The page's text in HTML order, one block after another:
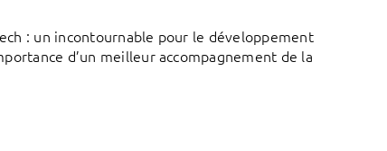
: un incontournable pour le développement
d’un meilleur accompagnement de la